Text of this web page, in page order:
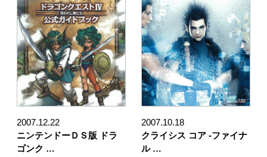
2007.12.22
ニンテンドーＤＳ版 ドラ
ゴンク …
2007.10.18
クライシス コア -ファイナ
ル …